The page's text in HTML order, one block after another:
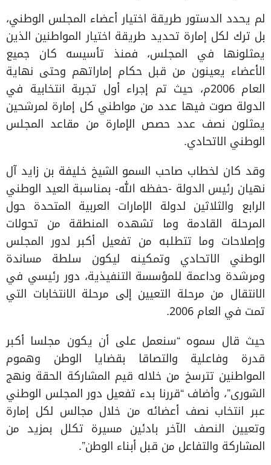
لم يحدد الدستور طريقة اختيار أعضاء المجلس الوطني،
بل ترك لكل إمارة تحديد طريقة اختيار المواطنين الذين
يمثلونها في المجلس، فمنذ تأسيسه كان جميع
الأعضاء يعينون من قبل حكام إماراتهم وحتى نهاية
العام 2006م، حيث تم إجراء أول تجربة انتخابية في
الدولة صوت فيها عدد من مواطني كل إمارة لمرشحين
يمثلون نصف عدد حصص الإمارة من مقاعد المجلس
الوطني الاتحادي.
وقد كان لخطاب صاحب السمو الشيخ خليفة بن زايد آل
نهيان رئيس الدولة -حفظه الله- بمناسبة العيد الوطني
الرابع والثلاثين لدولة الإمارات العربية المتحدة حول
المرحلة القادمة وما تشهده المنطقة من تحولات
وإصلاحات وما تتطلبه من تفعيل أكبر لدور المجلس
الوطني الاتحادي وتمكينه ليكون سلطة مساندة
ومرشدة وداعمة للمؤسسة التنفيذية، دور رئيسي في
الانتقال من مرحلة التعيين إلى مرحلة الانتخابات التي
تمت في العام 2006.
حيث قال سموه “سنعمل على أن يكون مجلسا أكبر
قدرة وفاعلية والتصاقا بقضايا الوطن وهموم
المواطنين تترسخ من خلاله قيم المشاركة الحقة ونهج
الشورى”، وأضاف “قررنا بدء تفعيل دور المجلس الوطني
عبر انتخاب نصف أعضائه من خلال مجالس لكل إمارة
وتعيين النصف الآخر بادئين مسيرة تكلل بمزيد من
المشاركة والتفاعل من قبل أبناء الوطن”.